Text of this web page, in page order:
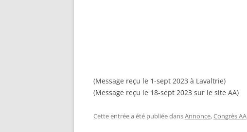
(Message reçu le 1-sept 2023 à Lavaltrie)
(Message reçu le 18-sept 2023 sur le site AA)
Cette entrée a été publiée dansAnnonce,Congrès AA